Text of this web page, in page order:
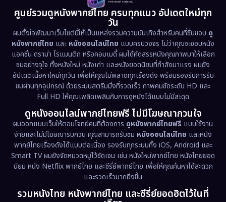
Disaster (13)
Disney+ (5)
Documentary สารคดี (93)
Drama ดราม่า (1,460)
Dystopian (17)
Emotional (61)
Epic มหากาพย์ (218)
Erotic (36)
Family ครอบครัว (363)
1978
1962
ศูนย์รวมดูหนังพากย์ไทย ครบทุกแนว อัปเดตใหม่ทุก
วัน
ผมตั้งใจพัฒนาเว็บไซต์นี้ให้เป็นแหล่งรวมความบันเทิงสำหรับคนที่ชื่นชอบ ดู
หนังพากย์ไทย และ หนังออนไลน์ไทย แบบครบวงจร ไม่ว่าคุณจะชอบหนัง
แอคชั่น ดราม่า โรแมนติก หรือคอมเมดี้ ผมได้คัดสรรหนังคุณภาพมาให้เลือก
ชมอย่างจุใจ ทั้งหนังใหม่ หนังเก่า และหนังยอดนิยมที่กำลังมาแรง ผมยัง
อัปเดตเนื้อหาใหม่ทุกวัน เพื่อให้คุณไม่พลาดทุกเรื่องดัง พร้อมรองรับการรับ
ชมผ่านทุกอุปกรณ์ ด้วยระบบสตรีมมิ่งที่รวดเร็ว ภาพคมชัดระดับ HD และ
Full HD ให้คุณเพลิดเพลินกับการดูหนังได้แบบไม่มีสะดุด
ดูหนังออนไลน์พากย์ไทยฟรี ไม่มีโฆษณากวนใจ
ผมออกแบบเว็บให้ตอบโจทย์คนที่ต้องการ ดูหนังพากย์ไทยฟรี แบบใช้งาน
ง่ายและไม่มีโฆษณารบกวน คุณสามารถรับชม หนังออนไลน์ไทย และหนัง
พากย์ไทยเรื่องดังได้แบบต่อเนื่อง รองรับทุกระบบทั้ง iOS, Android และ
Smart TV ผมยังจัดหมวดหมู่ไว้ชัดเจน เช่น หนังใหม่พากย์ไทย หนังไทยยอด
นิยม หนัง Netflix พากย์ไทย และซีรี่ย์พากย์ไทย เพื่อให้คุณค้นหาได้สะดวก
และรวดเร็วมากยิ่งขึ้น
รวมหนังไทย หนังพากย์ไทย และซีรี่ย์ยอดฮิตไว้ในที่